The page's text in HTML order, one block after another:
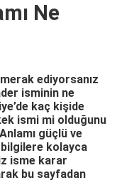
Ne
ediyorsanız
isminin ne
kaç kişide
ismi mi olduğunu
güçlü ve
kolayca
isme karar
bu sayfadan